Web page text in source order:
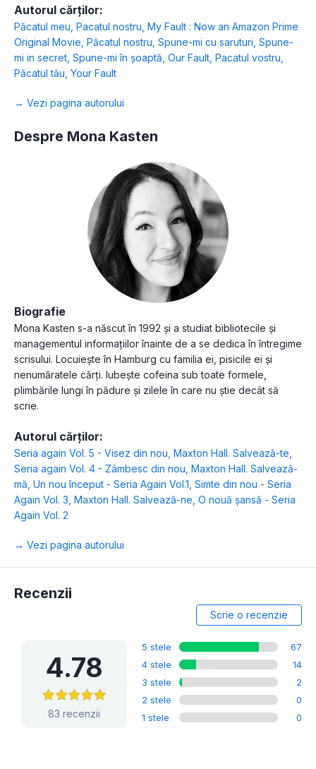
Autorul cărților:
Păcatul meu Pacatul nostru My Fault : Now an Amazon Prime
Original Movie Păcatul nostru Spune-mi cu saruturi Spune-
mi in secret Spune-mi în șoaptă Our Fault Pacatul vostru
Păcatul tău Your Fault
→ Vezi pagina autorului
Despre Mona Kasten
Biografie
Mona Kasten s-a născut în 1992 și a studiat bibliotecile și
managementul informațiilor înainte de a se dedica în întregime
scrisului. Locuiește în Hamburg cu familia ei, pisicile ei și
nenumăratele cărți. Iubește cofeina sub toate formele,
plimbările lungi în pădure și zilele în care nu știe decât să
scrie.
Autorul cărților:
Seria again Vol. 5 - Visez din nou Maxton Hall. Salvează-te
Seria again Vol. 4 - Zâmbesc din nou Maxton Hall. Salvează-
mă Un nou început - Seria Again Vol.1 Simte din nou - Seria
Again Vol. 3 Maxton Hall. Salvează-ne O nouă șansă - Seria
Again Vol. 2
→ Vezi pagina autorului
Recenzii
Scrie o recenzie
4.78
83 recenzii
5 stele
67
4 stele
14
3 stele
2
2 stele
0
1 stele
0